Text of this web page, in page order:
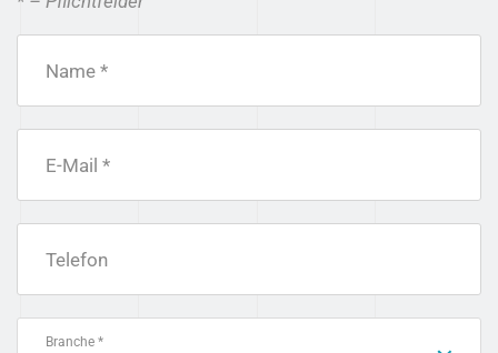
Name *
E-Mail *
Telefon
Branche *